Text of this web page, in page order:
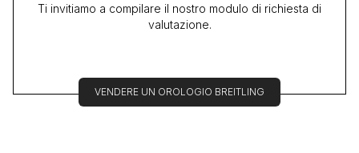
Ti invitiamo a compilare il nostro modulo di richiesta di
valutazione.
VENDERE UN OROLOGIO BREITLING